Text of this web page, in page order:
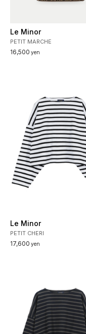
Le Minor
PETIT MARCHE
16,500 yen
Le Minor
PETIT CHERI
17,600 yen